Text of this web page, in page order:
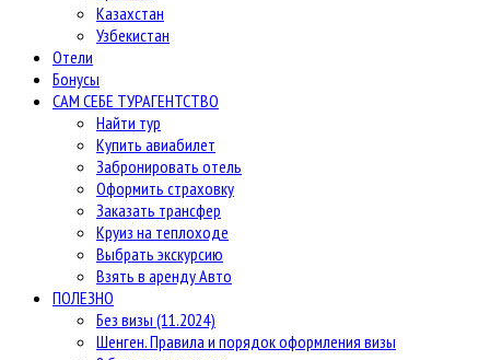
Казахстан
Узбекистан
Отели
Бонусы
САМ СЕБЕ ТУРАГЕНТСТВО
Найти тур
Купить авиабилет
Забронировать отель
Оформить страховку
Заказать трансфер
Круиз на теплоходе
Выбрать экскурсию
Взять в аренду Авто
ПОЛЕЗНО
Без визы (11.2024)
Шенген. Правила и порядок оформления визы